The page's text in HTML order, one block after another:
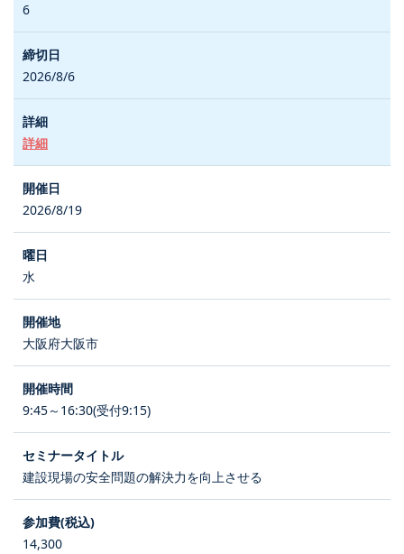
6
2026/8/6
詳細
2026/8/19
水
大阪府大阪市
9:45～16:30(受付9:15)
建設現場の安全問題の解決力を向上させる
14,300